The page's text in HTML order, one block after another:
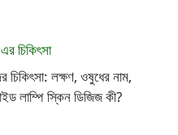
চিকিৎসা
চিকিৎসা: লক্ষণ, ওষুধের নাম,
লাম্পি স্কিন ডিজিজ কী?